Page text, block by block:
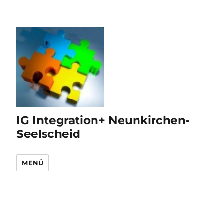
IG Integration+ Neunkirchen-
Seelscheid
MENÜ